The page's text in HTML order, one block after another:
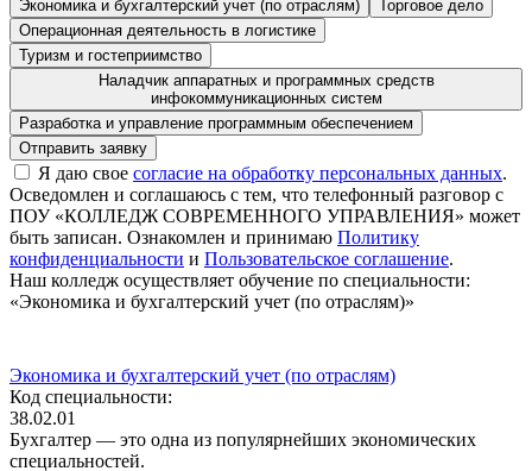
Экономика и бухгалтерский учет (по отраслям)
Торговое дело
Операционная деятельность в логистике
Туризм и гостеприимство
Наладчик аппаратных и программных средств
инфокоммуникационных систем
Разработка и управление программным обеспечением
Я даю свое согласие на обработку персональных данных.
Осведомлен и соглашаюсь с тем, что телефонный разговор с
ПОУ «КОЛЛЕДЖ СОВРЕМЕННОГО УПРАВЛЕНИЯ» может
быть записан. Ознакомлен и принимаю Политику
конфиденциальности и Пользовательское соглашение.
Наш колледж осуществляет обучение по специальности:
«Экономика и бухгалтерский учет (по отраслям)»
Экономика и бухгалтерский учет (по отраслям)
Код специальности:
38.02.01
Бухгалтер — это одна из популярнейших экономических
специальностей.